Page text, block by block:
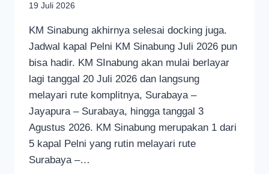
19 Juli 2026
KM Sinabung akhirnya selesai docking juga.
Jadwal kapal Pelni KM Sinabung Juli 2026 pun
bisa hadir. KM SInabung akan mulai berlayar
lagi tanggal 20 Juli 2026 dan langsung
melayari rute komplitnya, Surabaya –
Jayapura – Surabaya, hingga tanggal 3
Agustus 2026. KM Sinabung merupakan 1 dari
5 kapal Pelni yang rutin melayari rute
Surabaya –…